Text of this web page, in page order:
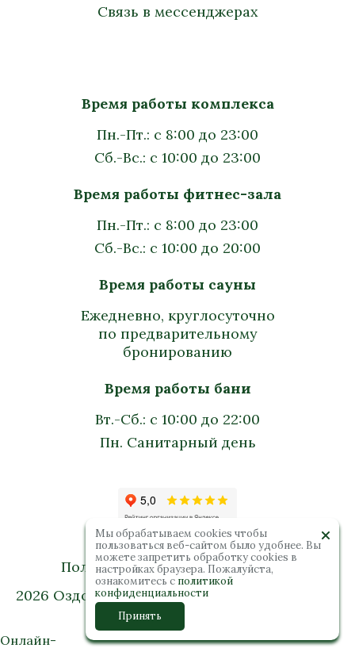
Связь в мессенджерах
Время работы комплекса
Пн.-Пт.: с 8:00 до 23:00
Сб.-Вс.: с 10:00 до 23:00
Время работы фитнес-зала
Пн.-Пт.: с 8:00 до 23:00
Сб.-Вс.: с 10:00 до 20:00
Время работы сауны
Ежедневно, круглосуточно
по предварительному
бронированию
Время работы бани
Вт.-Сб.: с 10:00 до 22:00
Пн. Санитарный день
Политика конфиденциальности
2026 Оздоровительный комплекс “Колибри”.
Все права защищены
Мы обрабатываем cookies чтобы
пользоваться веб-сайтом было удобнее. Вы
можете запретить обработку сookies в
настройках браузера. Пожалуйста,
ознакомитесь с политикой
конфиденциальности
Принять
Онлайн-